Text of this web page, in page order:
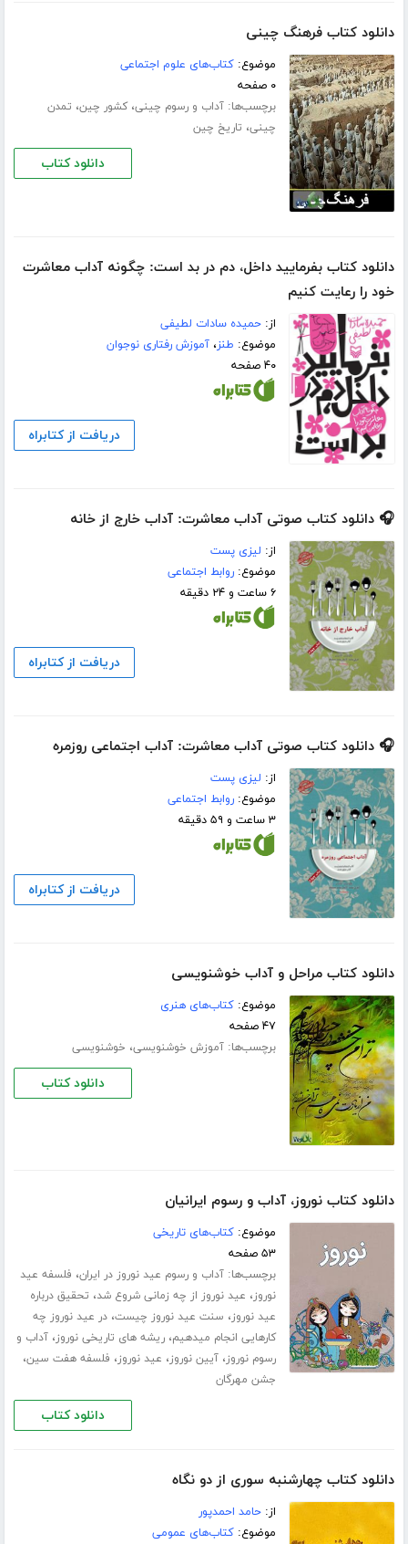
دانلود کتاب فرهنگ چینی
موضوع:کتاب‌های علوم اجتماعی
۰ صفحه
برچسب‌ها:آداب و رسوم چینی،کشور چین، تمدن
چینی، تاریخ چین
دانلود کتاب
دانلود کتاب بفرمایید داخل، دم در بد است: چگونه آداب معاشرت
خود را رعایت کنیم
از:حمیده سادات لطیفی
موضوع: طنز،آموزش رفتاری نوجوان
۴۰ صفحه
دریافت از کتابراه
🎧 دانلود کتاب صوتی آداب معاشرت: آداب خارج از خانه
از: لیزی پست
موضوع:روابط اجتماعی
۶ ساعت و ۲۴ دقیقه
دریافت از کتابراه
🎧 دانلود کتاب صوتی آداب معاشرت: آداب اجتماعی روزمره
از: لیزی پست
موضوع:روابط اجتماعی
۳ ساعت و ۵۹ دقیقه
دریافت از کتابراه
دانلود کتاب مراحل و آداب خوشنویسی
موضوع:کتاب‌های هنری
۴۷ صفحه
برچسب‌ها:آموزش خوشنویسی، خوشنویسی
دانلود کتاب
دانلود کتاب نوروز، آداب و رسوم ایرانیان
موضوع:کتاب‌های تاریخی
۵۳ صفحه
برچسب‌ها:آداب و رسوم عید نوروز در ایران، فلسفه عید
نوروز، عید نوروز از چه زمانی شروع شد، تحقیق درباره
عید نوروز، سنت عید نوروز چیست،در عید نوروز چه
کارهایی انجام میدهیم،ریشه های تاریخی نوروز،آداب و
رسوم نوروز،آیین نوروز، عید نوروز، فلسفه هفت سین،
جشن مهرگان
دانلود کتاب
دانلود کتاب چهارشنبه سوری از دو نگاه
از:حامد احمدپور
موضوع:کتاب‌های عمومی